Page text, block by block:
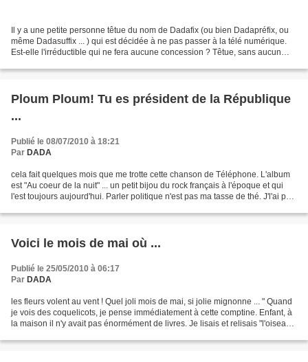
Il y a une petite personne têtue du nom de Dadafix (ou bien Dadapréfix, ou
même Dadasuffix ... ) qui est décidée à ne pas passer à la télé numérique.
Est-elle l'irréductible qui ne fera aucune concession ? Têtue, sans aucun
Ploum Ploum! Tu es président de la République
...
Publié le 08/07/2010 à 18:21
Par DADA
cela fait quelques mois que me trotte cette chanson de Téléphone. L'album
est "Au coeur de la nuit" ... un petit bijou du rock français à l'époque et qui
l'est toujours aujourd'hui. Parler politique n'est pas ma tasse de thé. J'l'ai pas
Voici le mois de mai où ...
Publié le 25/05/2010 à 06:17
Par DADA
les fleurs volent au vent ! Quel joli mois de mai, si jolie mignonne ... " Quand
je vois des coquelicots, je pense immédiatement à cette comptine. Enfant, à
la maison il n'y avait pas énormément de livres. Je lisais et relisais "l'oiseau